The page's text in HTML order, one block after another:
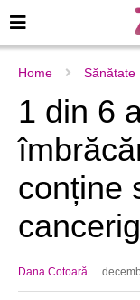
Home Sănătate
1 din 6
conține
Dana Cotoară